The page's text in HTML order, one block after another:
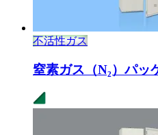
不活性ガス
窒素ガス（N₂）パッ